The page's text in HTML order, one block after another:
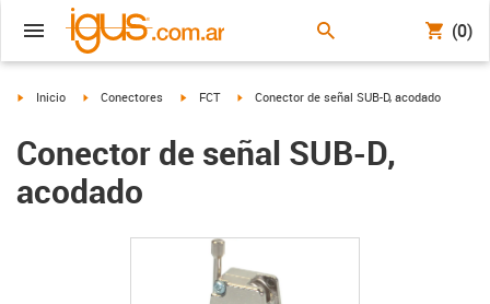
(0)
igus-icon-arrow-right
Inicio igus-icon-arrow-right
Conectores igus-icon-arrow-right
FCT igus-icon-arrow-right
Conector de señal SUB-D, acodado
Conector de señal SUB-D,
acodado